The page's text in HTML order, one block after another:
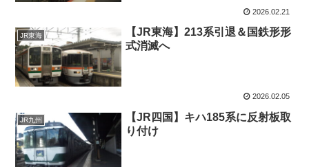
2026.02.21
JR東海
【JR東海】213系引退＆国鉄形形
式消滅へ
2026.02.05
JR九州
【JR四国】キハ185系に反射板取
り付け